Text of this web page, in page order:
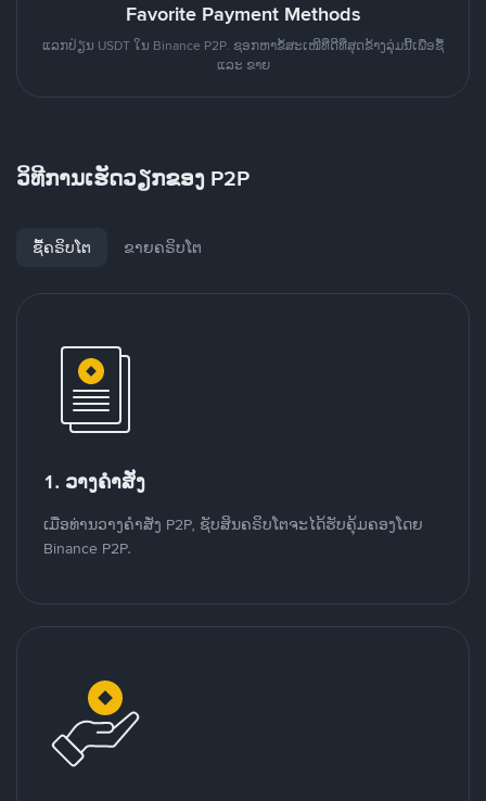
Favorite Payment Methods
ແລກປ່ຽນ USDT ໃນ Binance P2P. ຊອກຫາຂໍ້ສະເໜີທີ່ດີທີ່ສຸດຂ້າງລຸ່ມນີ້ເພື່ອຊື້
ແລະ ຂາຍ
ວິທີການເຮັດວຽກຂອງ P2P
ຊື້ຄຣິບໂຕ ຂາຍຄຣິບໂຕ
1. ວາງຄໍາສັ່ງ
ເມື່ອທ່ານວາງຄໍາສັ່ງ P2P, ຊັບສິນຄຣິບໂຕຈະໄດ້ຮັບຄຸ້ມຄອງໂດຍ
Binance P2P.